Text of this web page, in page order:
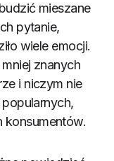
mieszane
pytanie,
wiele emocji.
znanych
i niczym nie
konsumentów.